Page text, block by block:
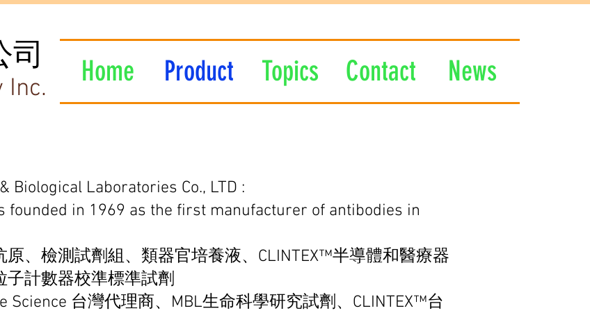
Inc.
Home Product Topics Contact News
Biological Laboratories Co., LTD :
founded in 1969 as the first manufacturer of antibodies in
原、檢測試劑組、類器官培養液、CLINTEX™半導體和醫療器
子計數器校準標準試劑
Science 台灣代理商、MBL生命科學研究試劑、CLINTEX™台